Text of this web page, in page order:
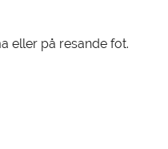
eller på resande fot.